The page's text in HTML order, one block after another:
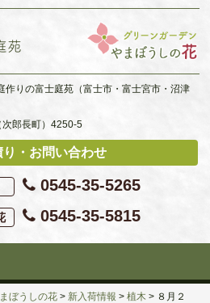
作りの富士庭苑（富士市・富士宮市・沼津
郎長町）4250-5
り・お問い合わせ
0545-35-5265
0545-35-5815
ぼうしの花 > 新入荷情報 > 植木 > ８月２